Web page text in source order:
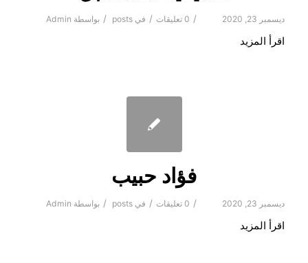
ديسمبر 23, 2020 / 0 تعليقات / فيposts
/ بواسطة Admin
اقرأ المزيد
فؤاد حبيب
ديسمبر 23, 2020 / 0 تعليقات / فيposts
/ بواسطة Admin
اقرأ المزيد